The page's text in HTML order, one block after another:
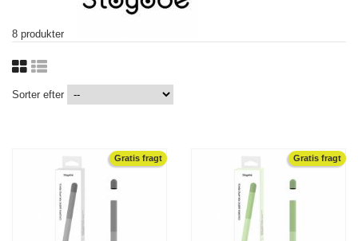
8 produkter
Sorter efter
Gratis fragt Gratis fragt